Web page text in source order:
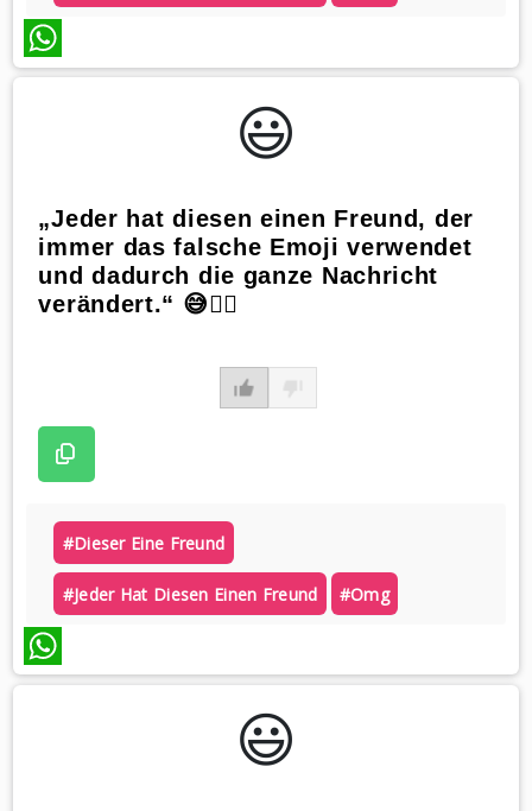
WhatsApp
😃️
„Jeder hat diesen einen Freund, der
immer das falsche Emoji verwendet
und dadurch die ganze Nachricht
verändert.“ 😅🤷‍♀️
#dieser Eine Freund
#jeder Hat Diesen Einen Freund #omg
WhatsApp
😃️